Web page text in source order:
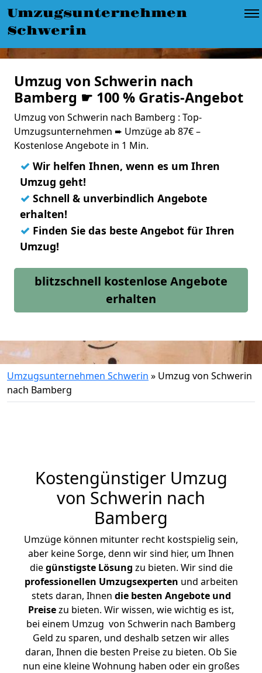
Umzugsunternehmen
Schwerin
Umzug von Schwerin nach
Bamberg ☛ 100 % Gratis-Angebot
Umzug von Schwerin nach Bamberg : Top-
Umzugsunternehmen ➨ Umzüge ab 87€ –
Kostenlose Angebote in 1 Min.
✓ Wir helfen Ihnen, wenn es um Ihren
Umzug geht!
✓ Schnell & unverbindlich Angebote
erhalten!
✓ Finden Sie das beste Angebot für Ihren
Umzug!
blitzschnell kostenlose Angebote
erhalten
Umzugsunternehmen Schwerin » Umzug von Schwerin
nach Bamberg
Kostengünstiger Umzug
von Schwerin nach
Bamberg
Umzüge können mitunter recht kostspielig sein,
aber keine Sorge, denn wir sind hier, um Ihnen
diegünstigste Lösung zu bieten. Wir sind die
professionellen Umzugsexperten und arbeiten
stets daran, Ihnen die besten Angebote und
Preisezu bieten. Wir wissen, wie wichtig es ist,
bei einem Umzug von Schwerin nach Bamberg
Geld zu sparen, und deshalb setzen wir alles
daran, Ihnen die besten Preise zu bieten. Ob Sie
nun eine kleine Wohnung haben oder ein großes